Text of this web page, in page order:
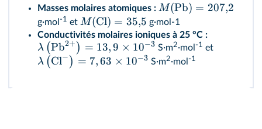
Masses molaires atomiques : M(Pb) = 207,2
g·mol -1 et M(Cl) = 35,5 g·mol-1
Conductivités molaires ioniques à 25 °C :
λ (Pb2+ ) = 13,9 × 10−3 S·m2·mol -1 et
λ (Cl− ) = 7,63 × 10−3 S·m2·mol -1